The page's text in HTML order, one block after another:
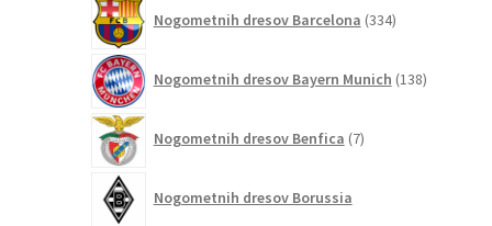
Nogometnih dresov Barcelona 334izdelkov
Nogometnih dresov Bayern Munich 138izdelkov
Nogometnih dresov Benfica 7izdelkov
Nogometnih dresov Borussia